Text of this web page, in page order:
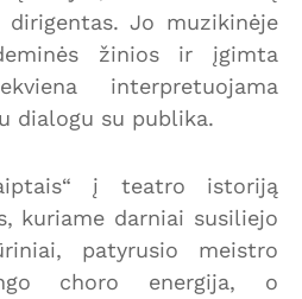
dirigentas. Jo muzikinėje
žinios ir įgimta
interpretuojama
dialogu su publika.
į teatro istoriją
kuriame darniai susiliejo
patyrusio meistro
choro energija, o